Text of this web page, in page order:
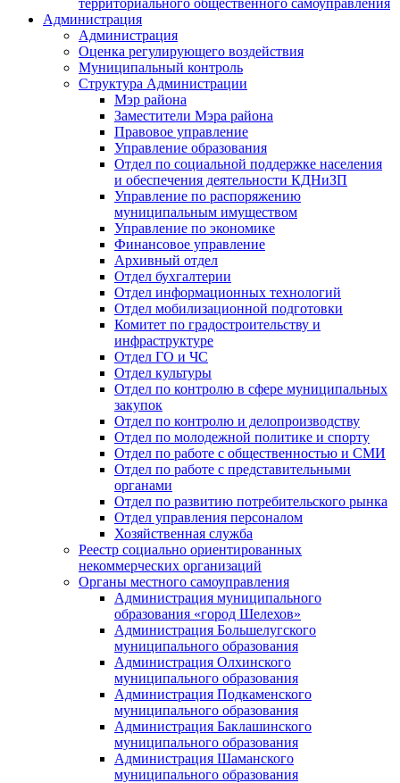
Администрация
Администрация
Оценка регулирующего воздействия
Муниципальный контроль
Структура Администрации
Мэр района
Заместители Мэра района
Правовое управление
Управление образования
Отдел по социальной поддержке населения
и обеспечения деятельности КДНиЗП
Управление по распоряжению
муниципальным имуществом
Управление по экономике
Финансовое управление
Архивный отдел
Отдел бухгалтерии
Отдел информационных технологий
Отдел мобилизационной подготовки
Комитет по градостроительству и
инфраструктуре
Отдел ГО и ЧС
Отдел культуры
Отдел по контролю в сфере муниципальных
закупок
Отдел по контролю и делопроизводству
Отдел по молодежной политике и спорту
Отдел по работе с общественностью и СМИ
Отдел по работе с представительными
органами
Отдел по развитию потребительского рынка
Отдел управления персоналом
Хозяйственная служба
Реестр социально ориентированных
некоммерческих организаций
Органы местного самоуправления
Администрация муниципального
образования «город Шелехов»
Администрация Большелугского
муниципального образования
Администрация Олхинского
муниципального образования
Администрация Подкаменского
муниципального образования
Администрация Баклашинского
муниципального образования
Администрация Шаманского
муниципального образования